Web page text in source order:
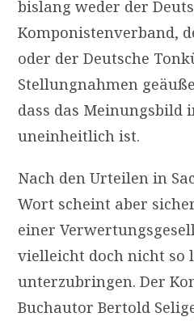
bislang weder der
Komponistenverband,
oder der Deutsche
Stellungnahmen
dass das Meinungsbild
uneinheitlich ist.
Nach den Urteilen in
Wort scheint aber
einer
vielleicht doch nicht so
unterzubringen. Der
Buchautor Bertold